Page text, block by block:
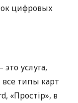
цифровых
услуга,
типы карт
«Простір», в